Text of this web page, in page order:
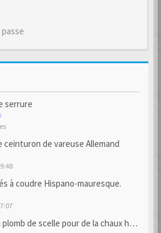
serrure
ceinturon de vareuse Allemand
à coudre Hispano-mauresque.
de scelle pour de la chaux hydraulique